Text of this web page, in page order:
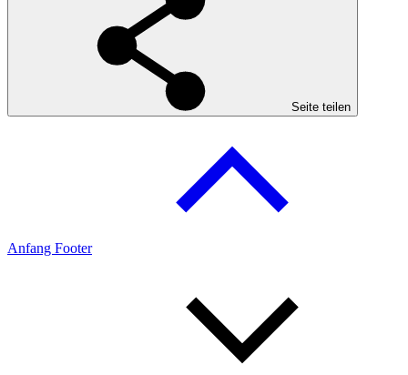
Seite teilen
Anfang Footer